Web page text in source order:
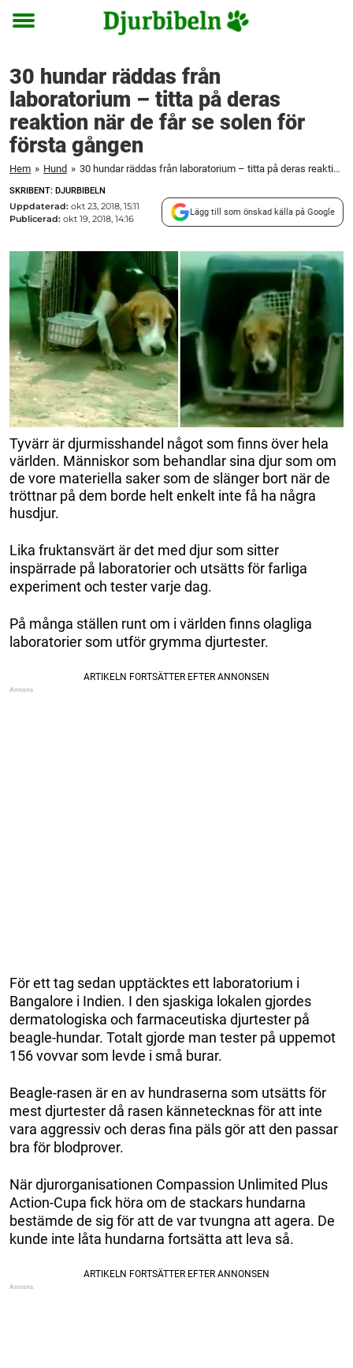
Toggle
30 hundar räddas från
laboratorium – titta på deras
reaktion när de får se solen för
första gången
Hem » Hund » 30 hundar räddas från laboratorium – titta på deras reaktion när de får se solen för första gången
SKRIBENT: DJURBIBELN
Uppdaterad: okt 23, 2018, 15:11
Publicerad: okt 19, 2018, 14:16
Lägg till som önskad källa på Google
Tyvärr är djurmisshandel något som finns över hela
världen. Människor som behandlar sina djur som om
de vore materiella saker som de slänger bort när de
tröttnar på dem borde helt enkelt inte få ha några
husdjur.
Lika fruktansvärt är det med djur som sitter
inspärrade på laboratorier och utsätts för farliga
experiment och tester varje dag.
På många ställen runt om i världen finns olagliga
laboratorier som utför grymma djurtester.
För ett tag sedan upptäcktes ett laboratorium i
Bangalore i Indien. I den sjaskiga lokalen gjordes
dermatologiska och farmaceutiska djurtester på
beagle-hundar. Totalt gjorde man tester på uppemot
156 vovvar som levde i små burar.
Beagle-rasen är en av hundraserna som utsätts för
mest djurtester då rasen kännetecknas för att inte
vara aggressiv och deras fina päls gör att den passar
bra för blodprover.
När djurorganisationen Compassion Unlimited Plus
Action-Cupa fick höra om de stackars hundarna
bestämde de sig för att de var tvungna att agera. De
kunde inte låta hundarna fortsätta att leva så.